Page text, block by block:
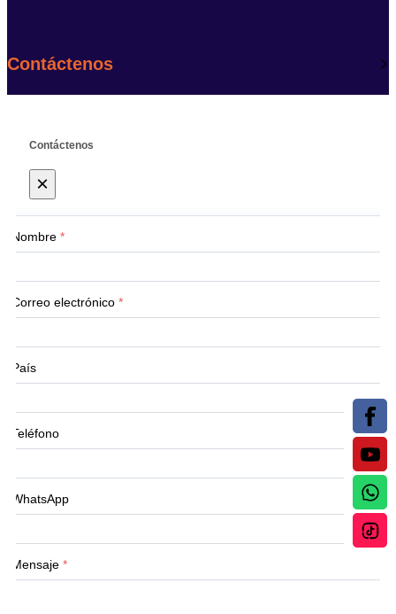
Contáctenos
Contáctenos
×
Nombre *
Correo electrónico *
País
Teléfono
WhatsApp
Mensaje *